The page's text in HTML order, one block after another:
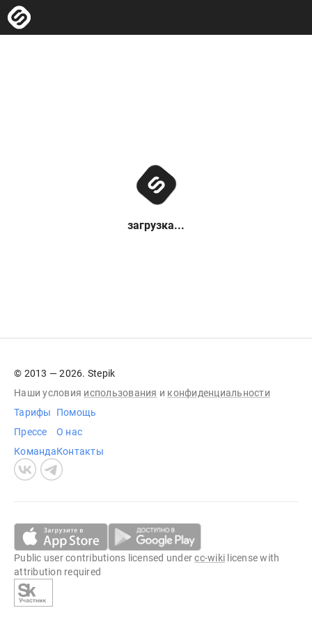
загрузка...
© 2013 — 2026. Stepik
Наши условия использования и конфиденциальности
Тарифы
Прессе
Команда
Помощь
О нас
Контакты
Public user contributions licensed undercc-wiki license with
attribution required